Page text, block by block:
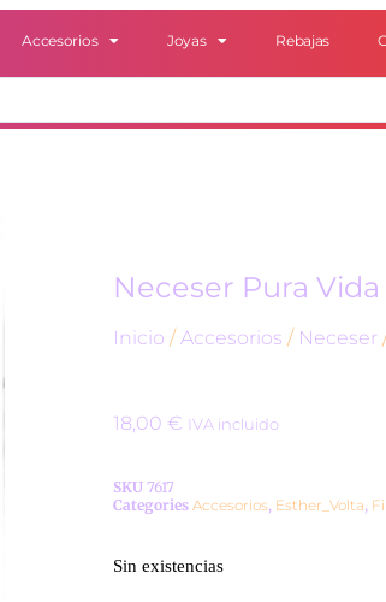
Accesorios Joyas Rebajas
Neceser Pura Vida
Inicio /Accesorios / Neceser
18,00 € IVA incluido
SKU 7617
Categories Accesorios, Esther_Volta,
Sin existencias